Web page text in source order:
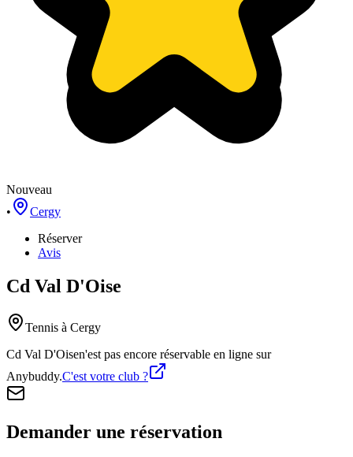
Nouveau
•
Cergy
Réserver
Avis
Cd Val D'Oise
Tennis à Cergy
Cd Val D'Oisen'est pas encore réservable en ligne sur
Anybuddy.C'est votre club ?
Demander une réservation